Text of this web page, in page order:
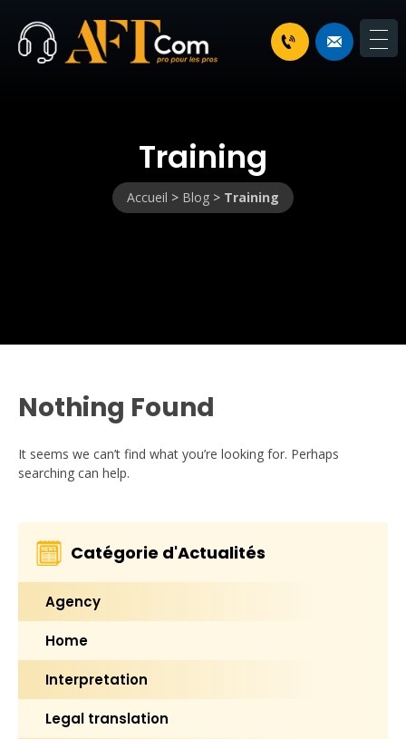
Training
Accueil > Blog > Training
Nothing Found
It seems we can’t find what you’re looking for. Perhaps
searching can help.
Catégorie d'Actualités
Agency
Home
Interpretation
Legal translation